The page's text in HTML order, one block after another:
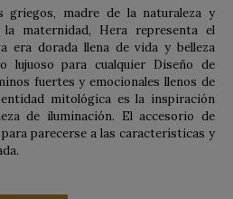
griegos, madre de la naturaleza y
maternidad, Hera representa el
era dorada llena de vida y belleza
lujuoso para cualquier Diseño de
fuertes y emocionales llenos de
mitológica es la inspiración
de iluminación. El accesorio de
parecerse a las características y